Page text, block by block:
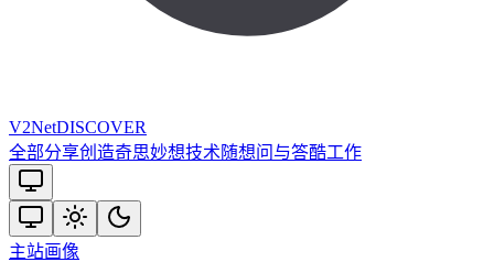
V2NetDISCOVER
全部分享创造奇思妙想技术随想问与答酷工作
主站画像